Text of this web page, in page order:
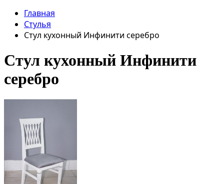
Главная
Стулья
Стул кухонный Инфинити серебро
Стул кухонный Инфинити
серебро